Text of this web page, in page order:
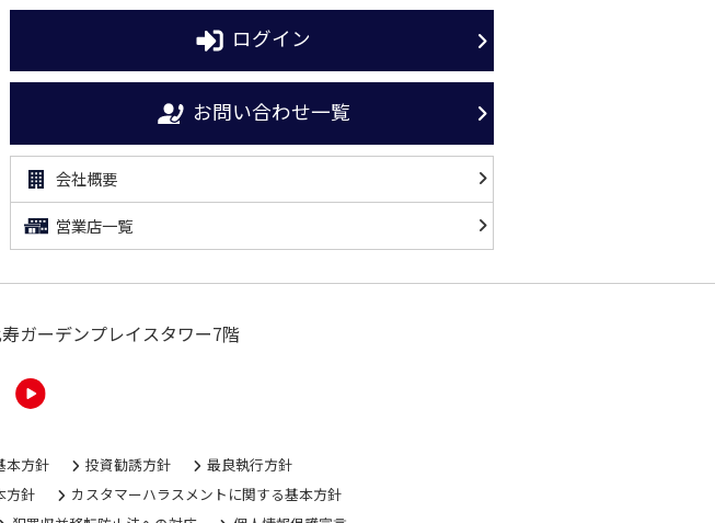
ログイン
お問い合わせ一覧
会社概要
営業店一覧
ガーデンプレイスタワー7階
本方針 投資勧誘方針
最良執行方針
方針
カスタマーハラスメントに関する基本方針